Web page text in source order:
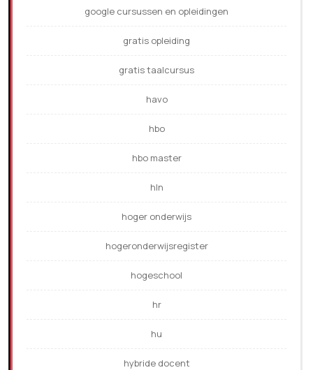
google cursussen en opleidingen
gratis opleiding
gratis taalcursus
havo
hbo
hbo master
hln
hoger onderwijs
hogeronderwijsregister
hogeschool
hr
hu
hybride docent